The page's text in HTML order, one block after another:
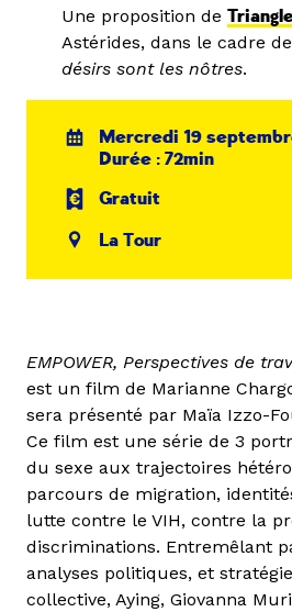
Une proposition de
Astérides, dans le cadre
désirs sont les nôtres.
Mercredi 19
Durée : 72min
Gratuit
La Tour
EMPOWER, Perspectives de
est un film de Marianne
sera présenté par Maïa Izzo-
Ce film est une série de 3
du sexe aux trajectoires
parcours de migration,
lutte contre le VIH, contre la
discriminations. Entremêlant
analyses politiques, et
collective, Aying, Giovanna